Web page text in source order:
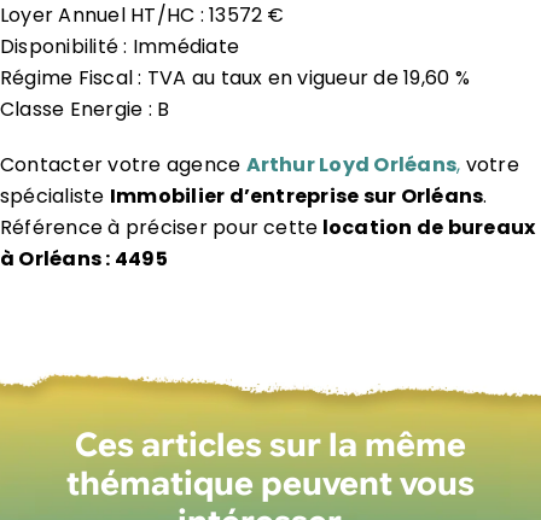
Loyer Annuel HT/HC : 13572 €
Disponibilité : Immédiate
Régime Fiscal : TVA au taux en vigueur de 19,60 %
Classe Energie : B
Contacter votre agence Arthur Loyd Orléans, votre
spécialiste Immobilier d’entreprise sur Orléans.
Référence à préciser pour cette location de bureaux
à Orléans : 4495
Ces articles sur la même
thématique peuvent vous